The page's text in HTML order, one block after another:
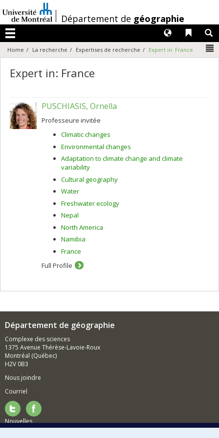
au
contenu
/Département de géographie
Menu
Liens
Langues
Home La recherche Expertises de recherche Expert in: France
Expert in: France
PUSCHIASIS, Ornella
Professeure invitée
Climatic changes
Environmental changes
Adaptation to climate change and climate
variability
Cultural geography
Water
Freshwater ecology
Nepal
North America
Namibia
France
Full Profile
Département de géographie
Complexe des sciences
1375 Avenue Thérèse-Lavoie-Roux
Montréal (Québec)
H2V 0B3
Nous joindre
Courriel
Nouvelles